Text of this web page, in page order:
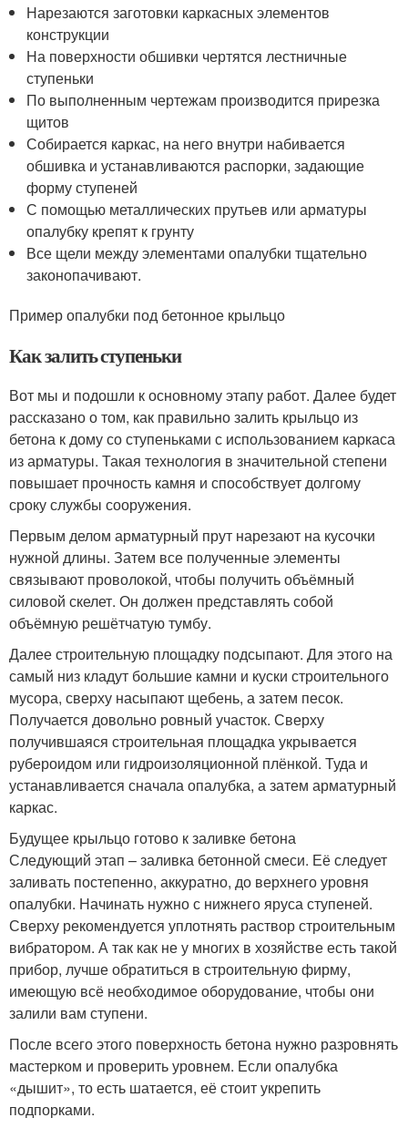
Нарезаются заготовки каркасных элементов
конструкции
На поверхности обшивки чертятся лестничные
ступеньки
По выполненным чертежам производится прирезка
щитов
Собирается каркас, на него внутри набивается
обшивка и устанавливаются распорки, задающие
форму ступеней
С помощью металлических прутьев или арматуры
опалубку крепят к грунту
Все щели между элементами опалубки тщательно
законопачивают.
Пример опалубки под бетонное крыльцо
Как залить ступеньки
Вот мы и подошли к основному этапу работ. Далее будет
рассказано о том, как правильно залить крыльцо из
бетона к дому со ступеньками с использованием каркаса
из арматуры. Такая технология в значительной степени
повышает прочность камня и способствует долгому
сроку службы сооружения.
Первым делом арматурный прут нарезают на кусочки
нужной длины. Затем все полученные элементы
связывают проволокой, чтобы получить объёмный
силовой скелет. Он должен представлять собой
объёмную решётчатую тумбу.
Далее строительную площадку подсыпают. Для этого на
самый низ кладут большие камни и куски строительного
мусора, сверху насыпают щебень, а затем песок.
Получается довольно ровный участок. Сверху
получившаяся строительная площадка укрывается
рубероидом или гидроизоляционной плёнкой. Туда и
устанавливается сначала опалубка, а затем арматурный
каркас.
Будущее крыльцо готово к заливке бетона
Следующий этап – заливка бетонной смеси. Её следует
заливать постепенно, аккуратно, до верхнего уровня
опалубки. Начинать нужно с нижнего яруса ступеней.
Сверху рекомендуется уплотнять раствор строительным
вибратором. А так как не у многих в хозяйстве есть такой
прибор, лучше обратиться в строительную фирму,
имеющую всё необходимое оборудование, чтобы они
залили вам ступени.
После всего этого поверхность бетона нужно разровнять
мастерком и проверить уровнем. Если опалубка
«дышит», то есть шатается, её стоит укрепить
подпорками.